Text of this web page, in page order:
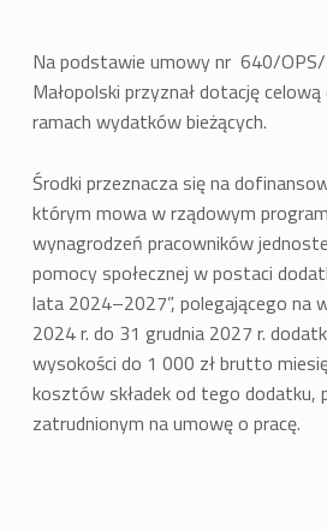
Na podstawie umowy nr 640/
Małopolski przyznał dotację
ramach wydatków bieżących.
Środki przeznacza się na
którym mowa w rządowym
wynagrodzeń pracowników
pomocy społecznej w postaci
lata 2024–2027”, polegającego na
2024 r. do 31 grudnia 2027 r.
wysokości do 1 000 zł brutto
kosztów składek od tego dodatku,
zatrudnionym na umowę o pracę.